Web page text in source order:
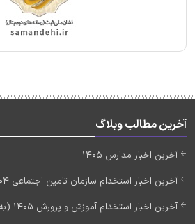
آخرین مطالب وبلاگ
آخرین اخبار مدارس 1405
آخرین اخبار استخدام سازمان تامین اجتماعی 1404 (به زودی)
آخرین اخبار استخدام آموزش و پرورش 1405 (به زودی)